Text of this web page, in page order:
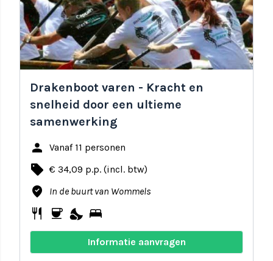
Drakenboot varen - Kracht en
snelheid door een ultieme
samenwerking
person Vanaf 11 personen
local_offer € 34,09 p.p. (incl. btw)
where_to_vote In de buurt van Wommels
restaurant coffee nights_stay bed
Informatie aanvragen